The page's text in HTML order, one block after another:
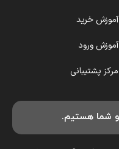
آموزش خرید
آموزش ورود
مرکز پشتیبانی